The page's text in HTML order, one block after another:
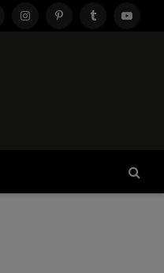
InstagramPinterestTumblr